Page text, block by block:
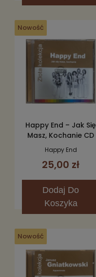
Nowość
Happy End – Jak Się
Masz, Kochanie CD
Happy End
25,00 zł
Dodaj Do
Koszyka
Nowość